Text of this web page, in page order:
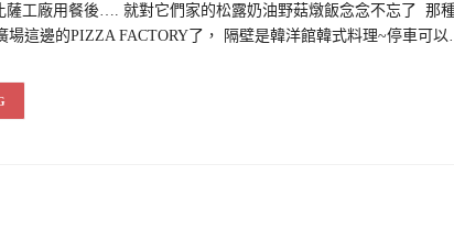
工廠用餐後…. 就對它們家的松露奶油野菇燉飯念念不忘了 那
場這邊的PIZZA FACTORY了， 隔壁是韓洋館韓式料理~停車可以